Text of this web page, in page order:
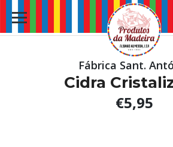
Fábrica Sant.
Cidra
€5,95